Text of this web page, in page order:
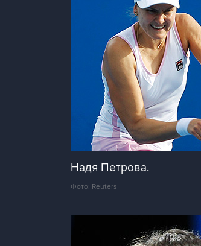
Надя Петрова.
Фото: Reuters